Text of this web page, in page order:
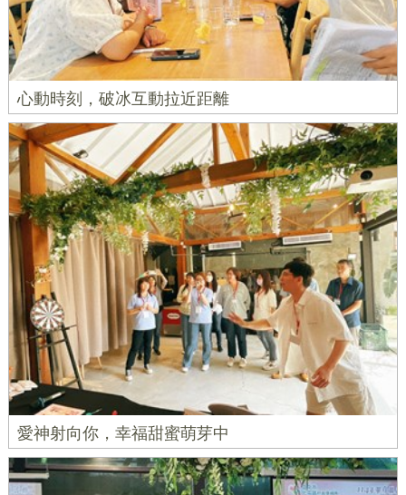
心動時刻，破冰互動拉近距離
愛神射向你，幸福甜蜜萌芽中